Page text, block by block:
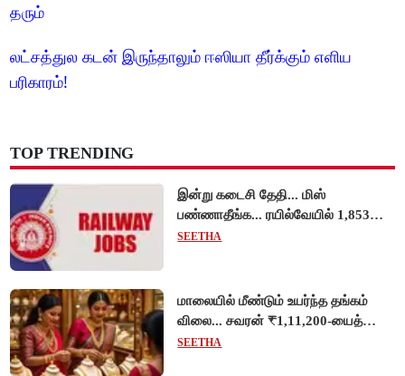
தரும்
லட்சத்துல கடன் இருந்தாலும் ஈஸியா தீர்க்கும் எளிய
பரிகாரம்!
TOP TRENDING
இன்று கடைசி தேதி... மிஸ்
பண்ணாதீங்க... ரயில்வேயில் 1,853
அப்ரண்டிஸ் பணியிடங்களுக்கு
SEETHA
மாலையில் மீண்டும் உயர்ந்த தங்கம்
விலை... சவரன் ₹1,11,200-யைத்
தொட்டது!
SEETHA